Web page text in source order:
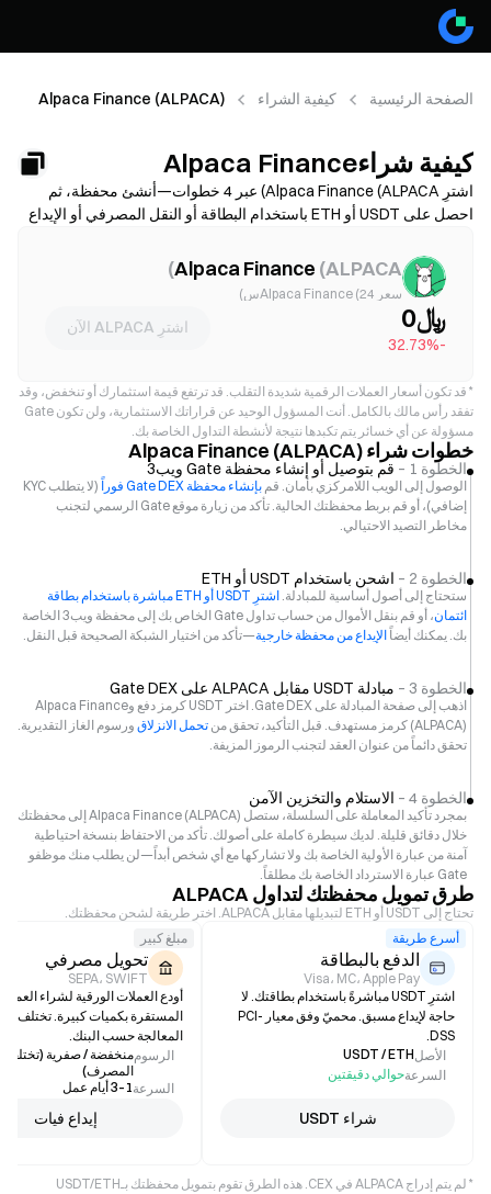
الصفحة الرئيسية كيفية الشراء Alpaca Finance (ALPACA)
كيفية شراءAlpaca Finance
(ALPACA)
اشترِ Alpaca Finance (ALPACA) عبر 4 خطوات—أنشئ محفظة، ثم
احصل على USDT أو ETH باستخدام البطاقة أو النقل المصرفي أو الإيداع
لامركزية. قارن بين طرق التمويل، واطلع على رسوم الغاز والانزلاق
الإتاحة والرسوم حسب الشبكة ومزود الخدمة.
Alpaca Finance (ALPACA
)
سعر Alpaca Finance (24س)
﷼0
-32.73%
اشترِ ALPACA الآن
* قد تكون أسعار العملات الرقمية شديدة التقلب. قد ترتفع قيمة استثمارك أو تنخفض، وقد
تفقد رأس مالك بالكامل. أنت المسؤول الوحيد عن قراراتك الاستثمارية، ولن تكون Gate
مسؤولة عن أي خسائر يتم تكبدها نتيجة لأنشطة التداول الخاصة بك.
خطوات شراء Alpaca Finance (ALPACA)
الخطوة 1 – قم بتوصيل أو إنشاء محفظة Gate ويب3
الوصول إلى الويب اللامركزي بأمان. قم بإنشاء محفظة Gate DEX فوراً
(لا يتطلب KYC
إضافي)، أو قم بربط محفظتك الحالية. تأكد من زيارة موقع Gate الرسمي لتجنب
مخاطر التصيد الاحتيالي.
الخطوة 2 – اشحن باستخدام USDT أو ETH
ستحتاج إلى أصول أساسية للمبادلة.
اشترِ USDT أو ETH مباشرة باستخدام بطاقة
ائتمان
، أو قم بنقل الأموال من حساب تداول Gate الخاص بك إلى محفظة ويب3 الخاصة
بك. يمكنك أيضاً الإيداع من محفظة خارجية—تأكد من اختيار الشبكة الصحيحة قبل النقل.
الخطوة 3 – مبادلة USDT مقابل ALPACA على Gate DEX
اذهب إلى صفحة المبادلة على Gate DEX. اختر USDT كرمز دفع وAlpaca Finance
(ALPACA) كرمز مستهدف. قبل التأكيد، تحقق من
تحمل الانزلاق ورسوم الغاز التقديرية.
تحقق دائماً من عنوان العقد لتجنب الرموز المزيفة.
الخطوة 4 – الاستلام والتخزين الآمن
بمجرد تأكيد المعاملة على السلسلة، ستصل Alpaca Finance (ALPACA) إلى محفظتك
خلال دقائق قليلة. لديك سيطرة كاملة على أصولك. تأكد من الاحتفاظ بنسخة احتياطية
آمنة من عبارة الأولية الخاصة بك ولا تشاركها مع أي شخص أبداً—لن يطلب منك موظفو
Gate عبارة الاسترداد الخاصة بك مطلقاً.
طرق تمويل محفظتك لتداول ALPACA
تحتاج إلى USDT أو ETH لتبديلها مقابل ALPACA. اختر طريقة لشحن محفظتك.
أسرع طريقة
الدفع بالبطاقة
Visa، MC، Apple Pay
اشترِ USDT مباشرةً باستخدام بطاقتك. لا
حاجة لإيداع مسبق. محميّ وفق معيار PCI-
DSS.
الأصلUSDT / ETH
السرعةحوالي دقيقتين
شراء USDT
مبلغ كبير
تحويل مصرفي
SEPA، SWIFT
أودع العملات الورقية لشراء
المستقرة بكميات كبيرة. تختلف
المعالجة حسب البنك.
الرسوممنخفضة / صفرية
المصرف)
السرعة1–3 أيام عمل
إيداع فيات
* لم يتم إدراج ALPACA في CEX. هذه الطرق تقوم بتمويل محفظتك بـUSDT/ETH